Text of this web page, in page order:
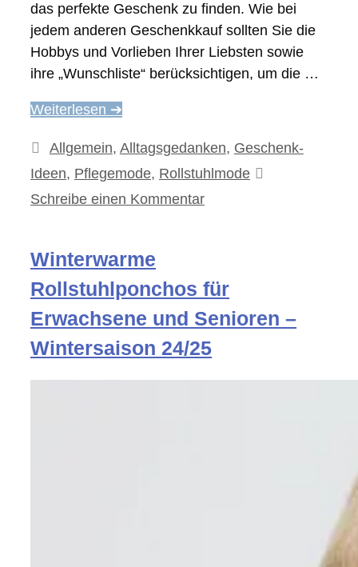
das perfekte Geschenk zu finden. Wie bei
jedem anderen Geschenkkauf sollten Sie die
Hobbys und Vorlieben Ihrer Liebsten sowie
ihre „Wunschliste“ berücksichtigen, um die …
Weiterlesen ➔
Kategorien
Allgemein, Alltagsgedanken, Geschenk-
Ideen, Pflegemode, Rollstuhlmode
Schreibe einen Kommentar
Winterwarme
Rollstuhlponchos für
Erwachsene und Senioren –
Wintersaison 24/25